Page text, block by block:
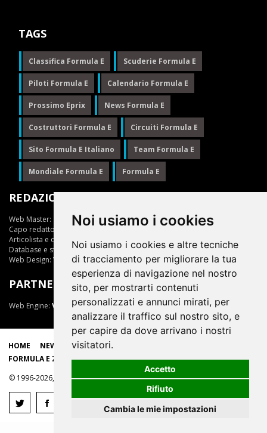
Noi usiamo i cookies
Noi usiamo i cookies e altre tecniche
di tracciamento per migliorare la tua
esperienza di navigazione nel nostro
sito, per mostrarti contenuti
personalizzati e annunci mirati, per
analizzare il traffico sul nostro sito, e
per capire da dove arrivano i nostri
visitatori.
Accetto
Rifiuto
Cambia le mie impostazioni
TAGS
Classifica Formula E Scuderie Formula E
Piloti Formula E Calendario Formula E
Prossimo Eprix News Formula E
Costruttori Formula E Circuiti Formula E
Sito Formula E Italiano Team Formula E
Mondiale Formula E Formula E
REDAZIONE
Web Master:
Ing.Daniele Muscarella
Capo redattore:
Giuseppe Cianci
Articolista e opinionista:
Giuseppe Cianci
Database e statistiche: Marcella Toschi
Web Design: Vittorio Arena
PARTNER
Web Engine: ViDa 3.0
HOME NEWS LIVE EPRIX
FORMULA E ZONE
© 1996-2026, tutti i marchi appartengono ai rispettivi proprietari